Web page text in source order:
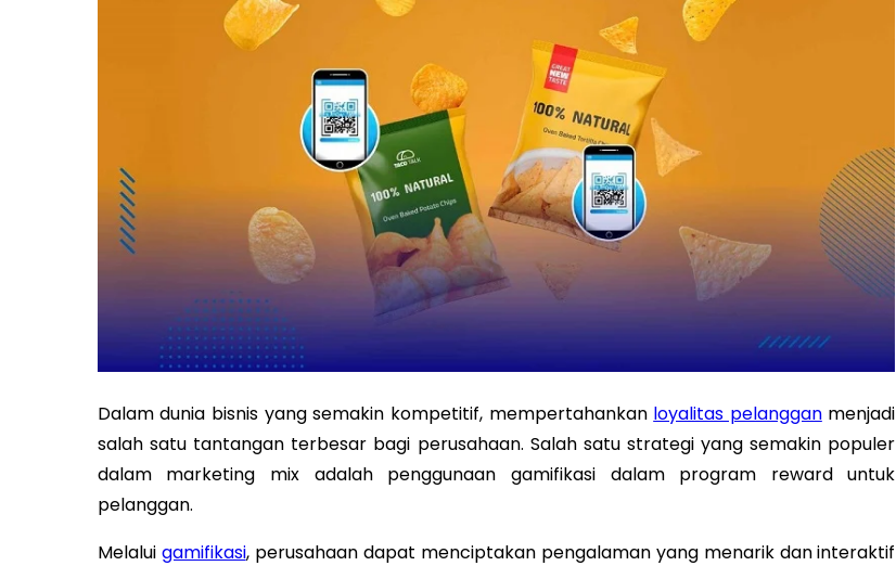
Dalam dunia bisnis yang semakin kompetitif, mempertahankan loyalitas pelangganmenjadi
salah satu tantangan terbesar bagi perusahaan. Salah satu strategi yang semakin populer
dalam marketing mix adalah penggunaan gamifikasi dalam program reward untuk
pelanggan.
Melalui gamifikasi, perusahaan dapat menciptakan pengalaman yang menarik dan interaktif